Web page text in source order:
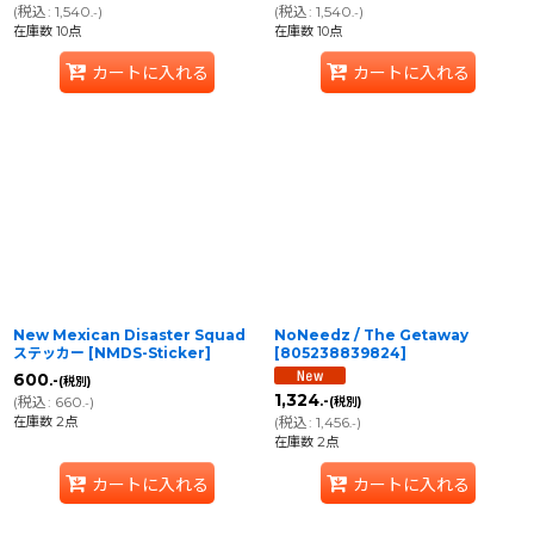
(税込: 1,540.-)
在庫数 10点
カートに入れる
(税込: 1,540.-)
在庫数 10点
カートに入れる
New Mexican Disaster Squad
ステッカー [NMDS-Sticker]
600.-(税別)
(税込: 660.-)
在庫数 2点
カートに入れる
NoNeedz / The Getaway
[805238839824]
1,324.-(税別)
(税込: 1,456.-)
在庫数 2点
カートに入れる